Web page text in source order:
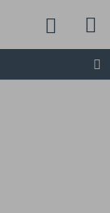
Jetzt